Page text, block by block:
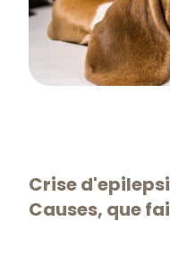
Crise
Causes, que